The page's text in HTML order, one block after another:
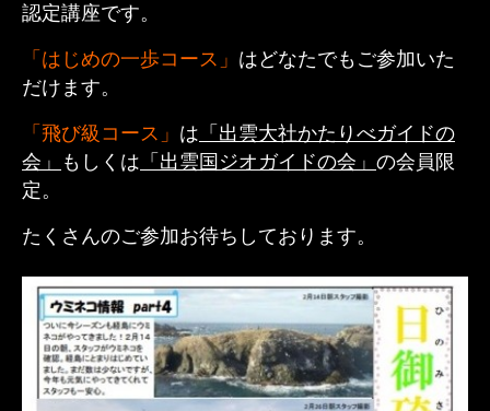
認定講座です。
「はじめの一歩コース」 はどなたでもご参加いた
だけます。
「飛び級コース」 は 「出雲大社かたりべガイドの
会」
もしくは 「出雲国ジオガイドの会」 の会員限
定。
たくさんのご参加お待ちしております。